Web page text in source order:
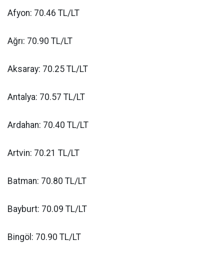
Afyon: 70.46 TL/LT
Ağrı: 70.90 TL/LT
Aksaray: 70.25 TL/LT
Antalya: 70.57 TL/LT
Ardahan: 70.40 TL/LT
Artvin: 70.21 TL/LT
Batman: 70.80 TL/LT
Bayburt: 70.09 TL/LT
Bingöl: 70.90 TL/LT